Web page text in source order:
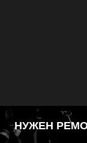
НУЖЕН